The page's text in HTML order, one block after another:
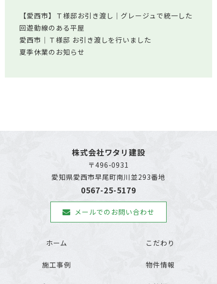
【愛西市】Ｔ様邸お引き渡し｜グレージュで統一した
回遊動線のある平屋
愛西市│Ｔ様邸 お引き渡しを行いました
夏季休業のお知らせ
株式会社ワタリ建設
〒496-0931
愛知県愛西市早尾町南川並293番地
0567-25-5179
メールでのお問い合わせ
ホーム こだわり
施工事例 物件情報